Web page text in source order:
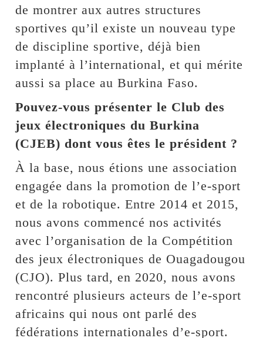
de montrer aux autres structures
sportives qu’il existe un nouveau type
de discipline sportive, déjà bien
implanté à l’international, et qui mérite
aussi sa place au Burkina Faso.
Pouvez-vous présenter le Club des
jeux électroniques du Burkina
(CJEB) dont vous êtes le président ?
À la base, nous étions une association
engagée dans la promotion de l’e-sport
et de la robotique. Entre 2014 et 2015,
nous avons commencé nos activités
avec l’organisation de la Compétition
des jeux électroniques de Ouagadougou
(CJO). Plus tard, en 2020, nous avons
rencontré plusieurs acteurs de l’e-sport
africains qui nous ont parlé des
fédérations internationales d’e-sport.